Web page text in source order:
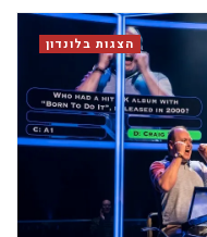
הצגות בלונדון